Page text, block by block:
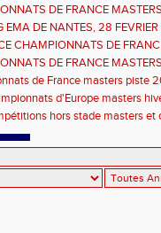
DE FRANCE
sur les inscriptions et report
EMA DE NANTES, 28
CHAMPIONNATS DE
COMBINÉES ET ÉPREUVES
DE FRANCE
de l'organisation.
de France masters piste
d'Europe masters
hors stade masters et